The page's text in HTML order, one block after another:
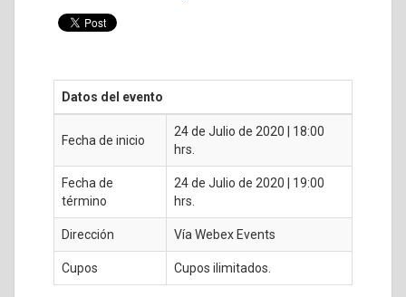
Datos del evento
Fecha de inicio
24 de Julio de 2020 | 18:00
hrs.
Fecha de
término
24 de Julio de 2020 | 19:00
hrs.
Dirección Vía Webex Events
Cupos Cupos ilimitados.